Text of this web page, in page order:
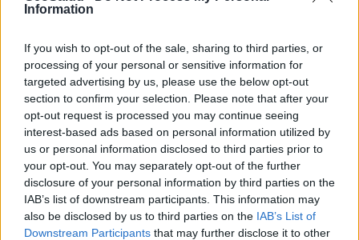
Information
If you wish to opt-out of the sale, sharing to third parties, or
processing of your personal or sensitive information for
targeted advertising by us, please use the below opt-out
section to confirm your selection. Please note that after your
opt-out request is processed you may continue seeing
interest-based ads based on personal information utilized by
us or personal information disclosed to third parties prior to
your opt-out. You may separately opt-out of the further
disclosure of your personal information by third parties on the
IAB’s list of downstream participants. This information may
also be disclosed by us to third parties on the IAB’s List of
Downstream Participants that may further disclose it to other
también,
algunos casos, repetir el tratamiento luego de
cierto tiempo.
Si desea leer mas sobre el tema de
Cuidado de niños visitar las siguientes
páginas:
Indice
Problemas del Sueño
Convulsiones Febriles
Abuso Sexual de Niños y Adolescentes
Salpullido de Pañal